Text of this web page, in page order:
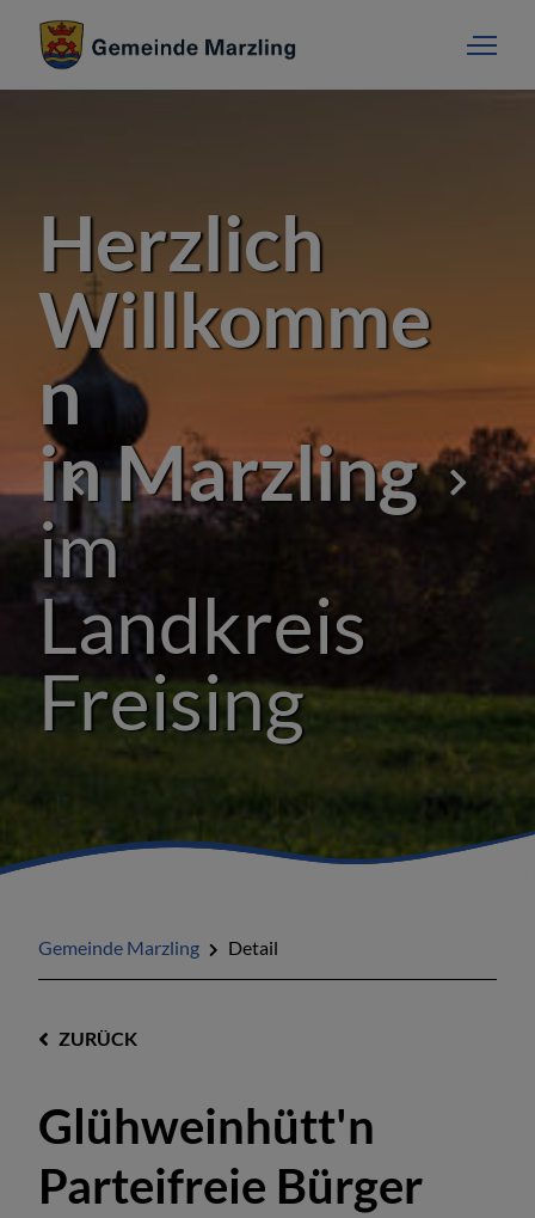
Herzlich
Willkomme
n
in Marzling
im
Landkreis
Freising
Gemeinde Marzling Detail
ZURÜCK
Glühweinhütt'n
Parteifreie Bürger